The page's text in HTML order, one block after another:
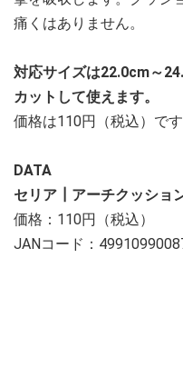
痛くはありません。
対応サイズは22.0cm～
カットして使えます。
価格は110円（税込）です
DATA
セリア┃アーチクッショ
価格：110円（税込）
JANコード：